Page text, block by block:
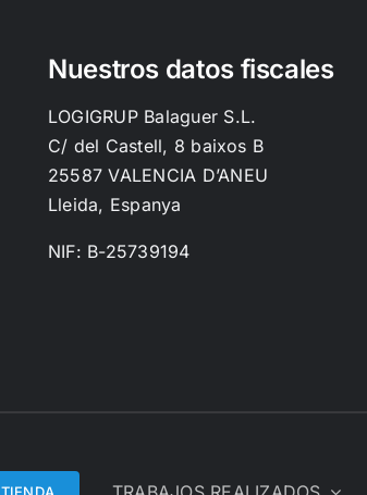
Nuestros datos fiscales
LOGIGRUP Balaguer S.L.
C/ del Castell, 8 baixos B
25587 VALENCIA D’ANEU
Lleida, Espanya
NIF: B-25739194